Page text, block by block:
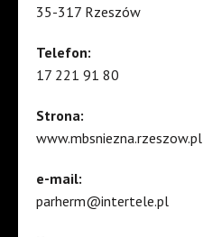
35-317 Rzeszów
Telefon:
17 221 91 80
Strona:
www.mbsniezna.rzeszow.pl
e-mail:
parherm@intertele.pl